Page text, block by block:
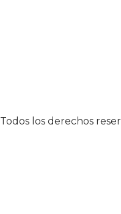
Todos los derechos